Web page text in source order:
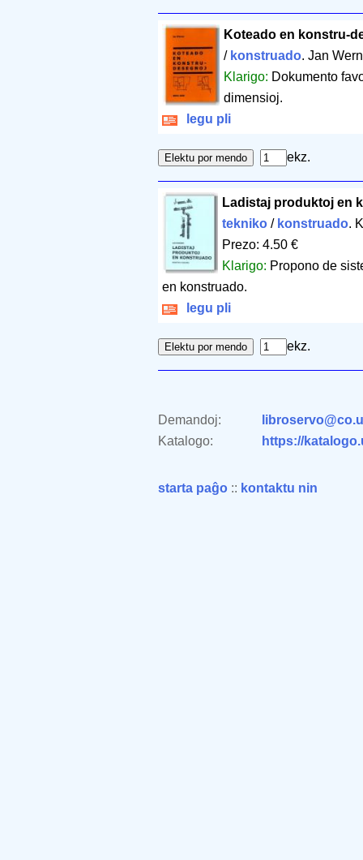
Koteado en konstru-
/ konstruado. Jan
Klarigo: Dokumento
dimensioj.
legu pli
ekz.
Ladistaj produktoj en
tekniko / konstruado.
Prezo: 4.50 €
Klarigo: Propono de
en konstruado.
legu pli
ekz.
Demandoj:
Katalogo:
https://
starta paĝo :: kontaktu nin